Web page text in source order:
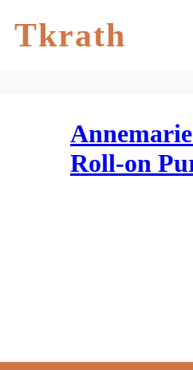
Tkrath
Roll-on